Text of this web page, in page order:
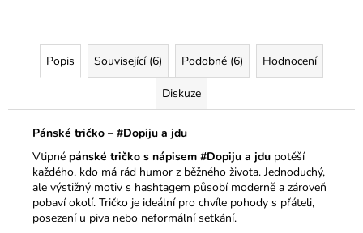
Popis Související (6) Podobné (6) Hodnocení
Diskuze
Pánské tričko – #Dopiju a jdu
Vtipné pánské tričko s nápisem #Dopiju a jdu potěší
každého, kdo má rád humor z běžného života. Jednoduchý,
ale výstižný motiv s hashtagem působí moderně a zároveň
pobaví okolí. Tričko je ideální pro chvíle pohody s přáteli,
posezení u piva nebo neformální setkání.